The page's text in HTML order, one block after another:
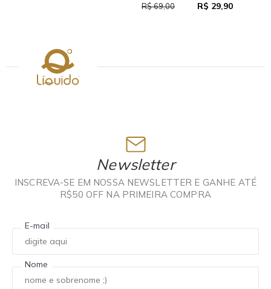
R$ 69,00 R$ 29,90
Newsletter
INSCREVA-SE EM NOSSA NEWSLETTER E GANHE ATÉ
R$50 OFF NA PRIMEIRA COMPRA
E-mail
Nome